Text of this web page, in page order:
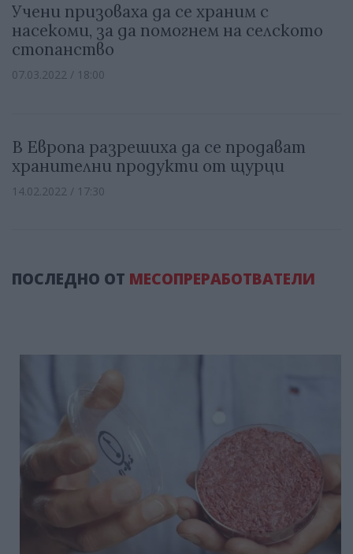
Учени призоваха да се храним с
насекоми, за да помогнем на селското
стопанство
07.03.2022 / 18:00
В Европа разрешиха да се продават
хранителни продукти от щурци
14.02.2022 / 17:30
ПОСЛЕДНО ОТ МЕСОПРЕРАБОТВАТЕЛИ